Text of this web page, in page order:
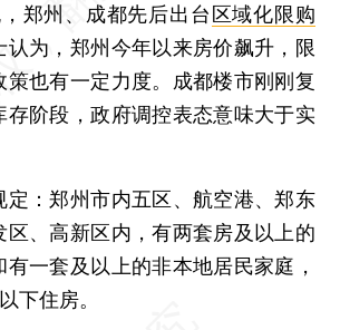
州、成都先后出台 区域化限购
认为，郑州今年以来房价飙升，限
策也有一定力度。成都楼市刚刚复
存阶段，政府调控表态意味大于实
：郑州市内五区、航空港、郑东
区、高新区内，有两套房及以上的
一套及以上的非本地居民家庭，
下住房。